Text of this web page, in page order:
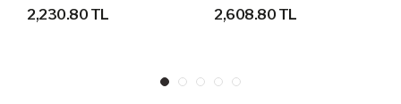
SANDALET TERLİK
2,230.80 TL
TERLİK SANDALET
2,608.80 TL